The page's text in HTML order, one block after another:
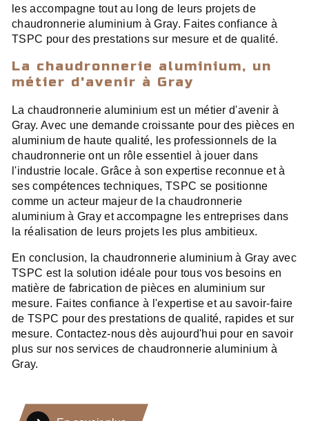
les accompagne tout au long de leurs projets de
chaudronnerie aluminium à Gray. Faites confiance à
TSPC pour des prestations sur mesure et de qualité.
La chaudronnerie aluminium, un
métier d'avenir à Gray
La chaudronnerie aluminium est un métier d'avenir à
Gray. Avec une demande croissante pour des pièces en
aluminium de haute qualité, les professionnels de la
chaudronnerie ont un rôle essentiel à jouer dans
l'industrie locale. Grâce à son expertise reconnue et à
ses compétences techniques, TSPC se positionne
comme un acteur majeur de la chaudronnerie
aluminium à Gray et accompagne les entreprises dans
la réalisation de leurs projets les plus ambitieux.
En conclusion, la chaudronnerie aluminium à Gray avec
TSPC est la solution idéale pour tous vos besoins en
matière de fabrication de pièces en aluminium sur
mesure. Faites confiance à l'expertise et au savoir-faire
de TSPC pour des prestations de qualité, rapides et sur
mesure. Contactez-nous dès aujourd'hui pour en savoir
plus sur nos services de chaudronnerie aluminium à
Gray.